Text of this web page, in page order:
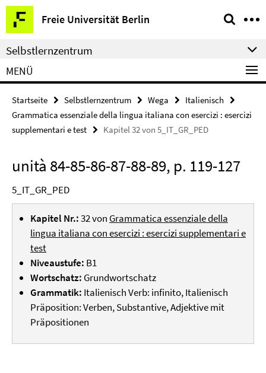
Springe
direkt
zu
Inhalt
Freie Universität Berlin
Service-
Navigation
Selbstlernzentrum
MENÜ
Startseite Selbstlernzentrum Wega
Italienisch
Grammatica essenziale della lingua italiana con esercizi : esercizi
supplementari e test
Kapitel 32 von 5_IT_GR_PED
unità 84-85-86-87-88-89, p. 119-127
5_IT_GR_PED
Kapitel Nr.:32 von Grammatica essenziale della
lingua italiana con esercizi : esercizi supplementari e
test
Niveaustufe: B1
Wortschatz: Grundwortschatz
Grammatik: Italienisch Verb: infinito, Italienisch
Präposition: Verben, Substantive, Adjektive mit
Präpositionen